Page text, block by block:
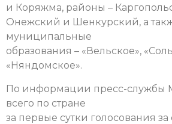
и Коряжма, районы –
Онежский и Шенкурский, а
муниципальные
образования – «Вельское»,
«Няндомское».
По информации пресс-службы
всего по стране
за первые сутки голосования за